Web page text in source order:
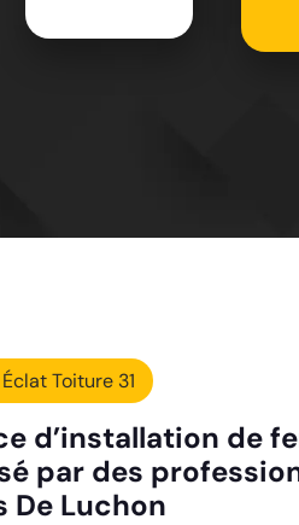
Toiture 31
d’installation de
par des
De Luchon